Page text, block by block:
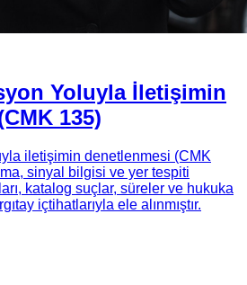
Yoluyla İletişimin
135)
iletişimin denetlenmesi (CMK
sinyal bilgisi ve yer tespiti
katalog suçlar, süreler ve hukuka
içtihatlarıyla ele alınmıştır.